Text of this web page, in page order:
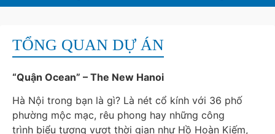
TỔNG QUAN DỰ ÁN
“Quận Ocean” – The New Hanoi
Hà Nội trong bạn là gì? Là nét cổ kính với 36 phố
phường mộc mạc, rêu phong hay những công
trình biểu tượng vượt thời gian như Hồ Hoàn Kiếm,